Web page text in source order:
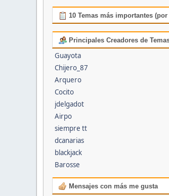
10 Temas más importantes (por
Principales Creadores de
Guayota
Chijero_87
Arquero
Cocito
jdelgadot
Airpo
siempre tt
dcanarias
blackjack
Barosse
Mensajes con más me gusta